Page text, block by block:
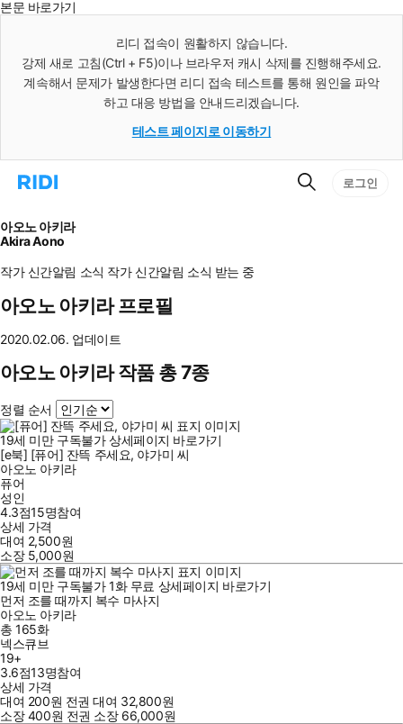
본문 바로가기
리디 접속이 원활하지 않습니다.
강제 새로 고침(Ctrl + F5)이나 브라우저 캐시 삭제를 진행해주세요.
계속해서 문제가 발생한다면 리디 접속 테스트를 통해 원인을 파악
하고 대응 방법을 안내드리겠습니다.
테스트 페이지로 이동하기
리
으
로
동
검
로그인
아오노 아키라
Akira Aono
작가 신간알림 소식 작가 신간알림 소식 받는 중
아오노 아키라 프로필
2020.02.06. 업데이트
아오노 아키라 작품 총 7종
정렬 순서
19세 미만 구독불가 상세페이지 바로가기
[e북] [퓨어] 잔뜩 주세요, 야가미 씨
아오노 아키라
퓨어
성인
4.3점15명참여
상세 가격
대여 2,500원
소장 5,000원
19세 미만 구독불가 1화 무료 상세페이지 바로가기
먼저 조를 때까지 복수 마사지
아오노 아키라
총 165화
넥스큐브
19+
3.6점13명참여
상세 가격
대여 200원 전권 대여 32,800원
소장400원 전권 소장 66,000원